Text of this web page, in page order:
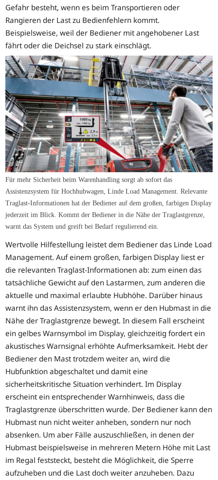
Gefahr besteht, wenn es beim Transportieren oder
Rangieren der Last zu Bedienfehlern kommt.
Beispielsweise, weil der Bediener mit angehobener Last
fährt oder die Deichsel zu stark einschlägt.
Für mehr Sicherheit beim Warenhandling sorgt ab sofort das
Assistenzsystem für Hochhubwagen, Linde Load Management. Relevante
Traglast-Informationen hat der Bediener auf dem großen, farbigen Display
jederzeit im Blick. Kommt der Bediener in die Nähe der Traglastgrenze,
warnt das System und greift bei Bedarf regulierend ein.
Wertvolle Hilfestellung leistet dem Bediener das Linde Load
Management. Auf einem großen, farbigen Display liest er
die relevanten Traglast-Informationen ab: zum einen das
tatsächliche Gewicht auf den Lastarmen, zum anderen die
aktuelle und maximal erlaubte Hubhöhe. Darüber hinaus
warnt ihn das Assistenzsystem, wenn er den Hubmast in die
Nähe der Traglastgrenze bewegt. In diesem Fall erscheint
ein gelbes Warnsymbol im Display, gleichzeitig fordert ein
akustisches Warnsignal erhöhte Aufmerksamkeit. Hebt der
Bediener den Mast trotzdem weiter an, wird die
Hubfunktion abgeschaltet und damit eine
sicherheitskritische Situation verhindert. Im Display
erscheint ein entsprechender Warnhinweis, dass die
Traglastgrenze überschritten wurde. Der Bediener kann den
Hubmast nun nicht weiter anheben, sondern nur noch
absenken. Um aber Fälle auszuschließen, in denen der
Hubmast beispielsweise in mehreren Metern Höhe mit Last
im Regal feststeckt, besteht die Möglichkeit, die Sperre
aufzuheben und die Last doch weiter anzuheben. Dazu